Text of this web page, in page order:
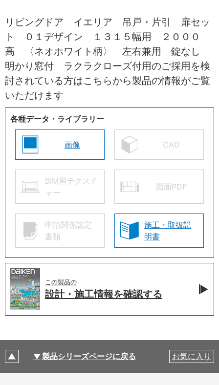
リビングドア イエリア 吊戸・片引 扉セッ
ト ０１デザイン １３１５幅用 ２０００
高 〈ネオホワイト柄〉 左右兼用 錠なし
明かり窓付 ラクラクローズ付用のご採用を検
討されている方はこちらから製品の情報がご覧
いただけます
各種データ・ライブラリー
画像 CAD
BIM用テクスチ
ャー
図面PDF
申請関係認定
書類
施工・取扱説
明書
この製品の
設計・施工情報を確認する
製品シリーズページに戻る お気に入り